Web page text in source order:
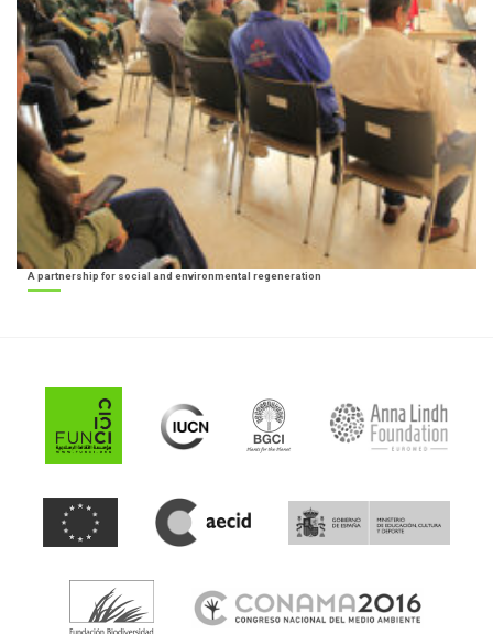
A partnership for social and environmental regeneration